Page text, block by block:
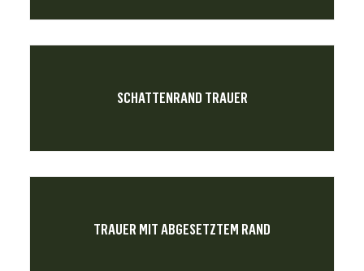
SCHATTENRAND TRAUER
TRAUER MIT ABGESETZTEM RAND